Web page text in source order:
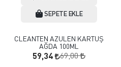
SEPETE EKLE
CLEANTEN AZULEN KARTUŞ
AĞDA 100ML
59,34 69,00